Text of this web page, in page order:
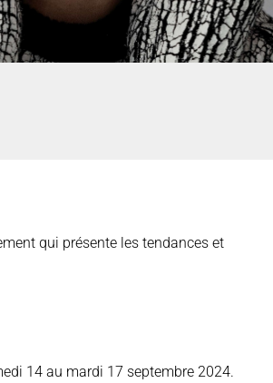
qui présente les tendances et
14 au mardi 17 septembre 2024.